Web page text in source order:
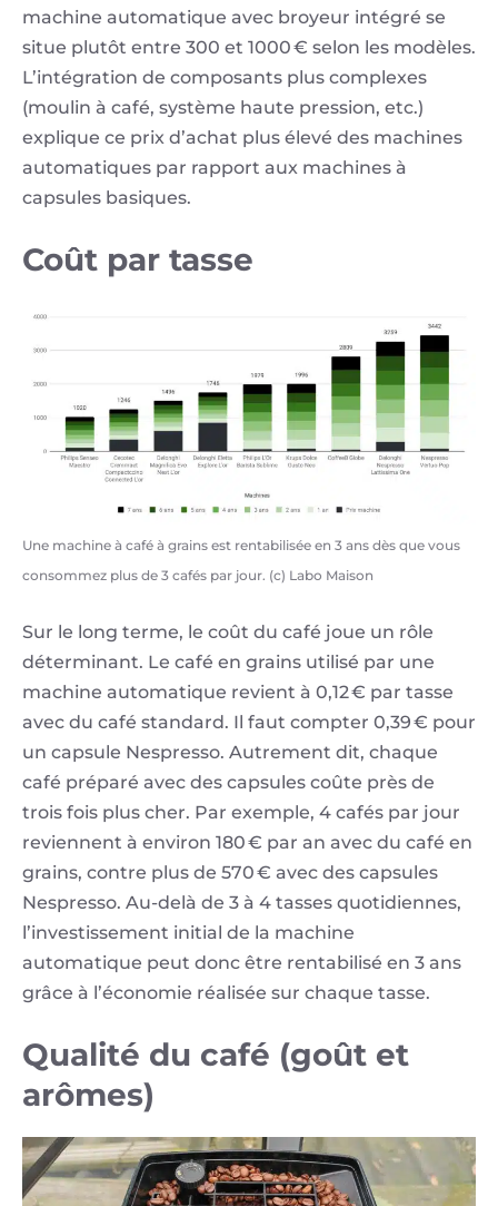
machine automatique avec broyeur intégré se
situe plutôt entre 300 et 1000 € selon les modèles.
L’intégration de composants plus complexes
(moulin à café, système haute pression, etc.)
explique ce prix d’achat plus élevé des machines
automatiques par rapport aux machines à
capsules basiques.
Coût par tasse
Une machine à café à grains est rentabilisée en 3 ans dès que vous
consommez plus de 3 cafés par jour. (c) Labo Maison
Sur le long terme, le coût du café joue un rôle
déterminant. Le café en grains utilisé par une
machine automatique revient à 0,12 € par tasse
avec du café standard. Il faut compter 0,39 € pour
un capsule Nespresso. Autrement dit, chaque
café préparé avec des capsules coûte près de
trois fois plus cher. Par exemple, 4 cafés par jour
reviennent à environ 180 € par an avec du café en
grains, contre plus de 570 € avec des capsules
Nespresso. Au-delà de 3 à 4 tasses quotidiennes,
l’investissement initial de la machine
automatique peut donc être rentabilisé en 3 ans
grâce à l’économie réalisée sur chaque tasse.
Qualité du café (goût et
arômes)